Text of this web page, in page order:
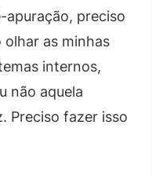
apuração, preciso
olhar as minhas
internos,
não aquela
Preciso fazer isso